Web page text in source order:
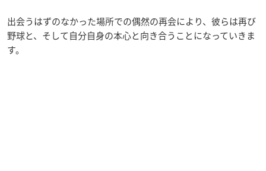
出会うはずのなかった場所での偶然の再会により、彼らは再び
野球と、そして自分自身の本心と向き合うことになっていきま
す。